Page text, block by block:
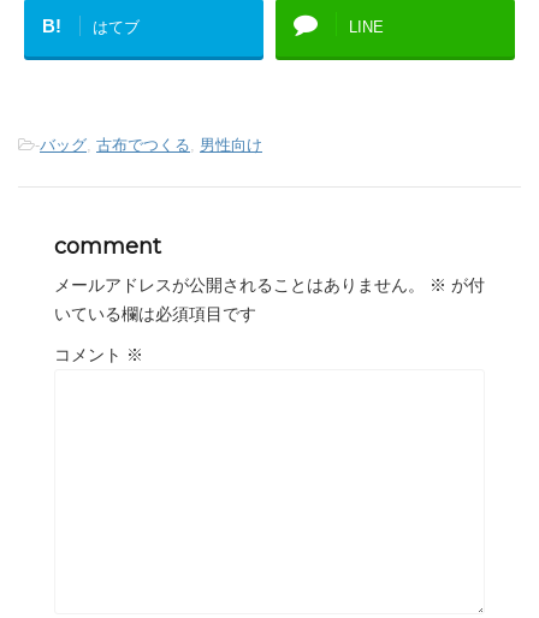
B! はてブ LINE
-バッグ 古布でつくる 男性向け
comment
メールアドレスが公開されることはありません。 ※ が付
いている欄は必須項目です
コメント ※